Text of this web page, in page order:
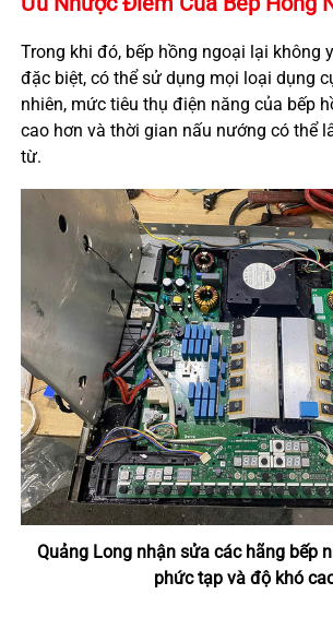
Trong khi đó, bếp hồng ngoại lại không
đặc biệt, có thể sử dụng mọi loại dụng
nhiên, mức tiêu thụ điện năng của bếp
cao hơn và thời gian nấu nướng có thể
từ.
Quảng Long nhận sửa các hãng bếp
phức tạp và độ khó